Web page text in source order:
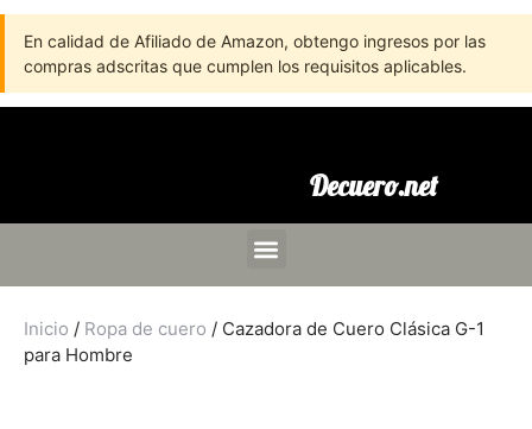
En calidad de Afiliado de Amazon, obtengo ingresos por las
compras adscritas que cumplen los requisitos aplicables.
Decuero.net
Inicio / Ropa de cuero / Cazadora de Cuero Clásica G-1
para Hombre